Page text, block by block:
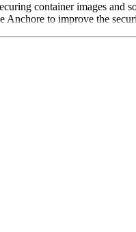
container images
to improve the